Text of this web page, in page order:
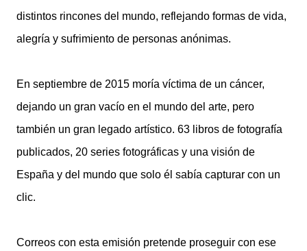
distintos rincones del mundo, reflejando formas de vida,
alegría y sufrimiento de personas anónimas.
En septiembre de 2015 moría víctima de un cáncer,
dejando un gran vacío en el mundo del arte, pero
también un gran legado artístico. 63 libros de fotografía
publicados, 20 series fotográficas y una visión de
España y del mundo que solo él sabía capturar con un
clic.
Correos con esta emisión pretende proseguir con ese